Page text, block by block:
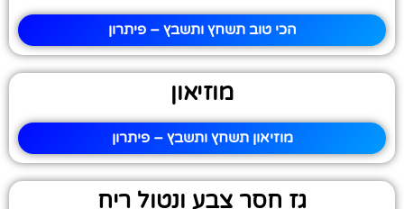
הכי טוב תשחץ ותשבץ – פיתרון
מוזיאון
מוזיאון תשחץ ותשבץ – פיתרון
גז חסר צבע ונטול ריח